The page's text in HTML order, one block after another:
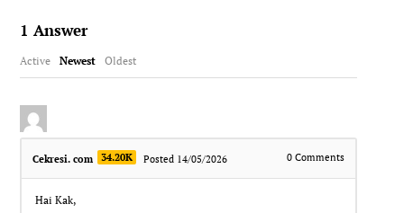
1 Answer
Active Newest Oldest
Cekresi. com 34.20K Posted 14/05/2026 0Comments
Hai Kak,